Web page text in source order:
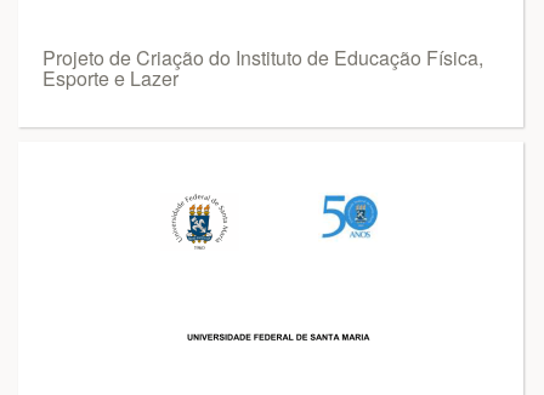
Projeto de Criação do Instituto de Educação Física,
Esporte e Lazer